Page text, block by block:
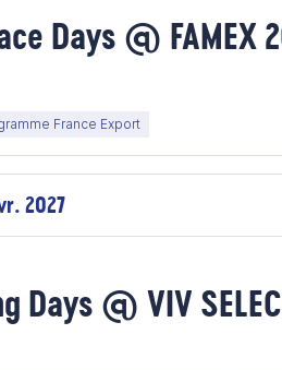
Days @ FAMEX
France Export
2027
Days @ VIV